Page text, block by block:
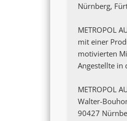
Nürnberg,
METROPOL
mit einer
motivierten
Angestellte in
METROPOL
Walter-
90427